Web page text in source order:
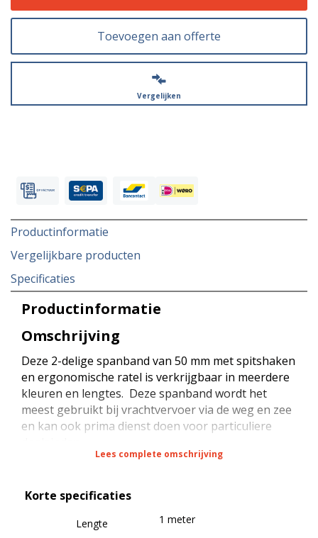
Toevoegen aan offerte
Vergelijken
Productinformatie
Vergelijkbare producten
Specificaties
Productinformatie
Omschrijving
Deze 2-delige spanband van 50 mm met spitshaken
en ergonomische ratel is verkrijgbaar in meerdere
kleuren en lengtes. Deze spanband wordt het
meest gebruikt bij vrachtvervoer via de weg en zee
en kan ook prima dienst doen voor particuliere
rondsjorren (omsnoeren), een sterkte van 2500
daN bij kopsjorren (diagonaal sjorren) en een
sterkte van 500 daN (STF) bij kracht zekeren
Lees complete omschrijving
Korte specificaties
Lengte 1 meter